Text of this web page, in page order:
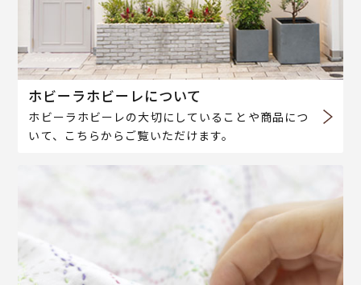
ホビーラホビーレについて
ホビーラホビーレの大切にしていることや商品につ
いて、こちらからご覧いただけます。